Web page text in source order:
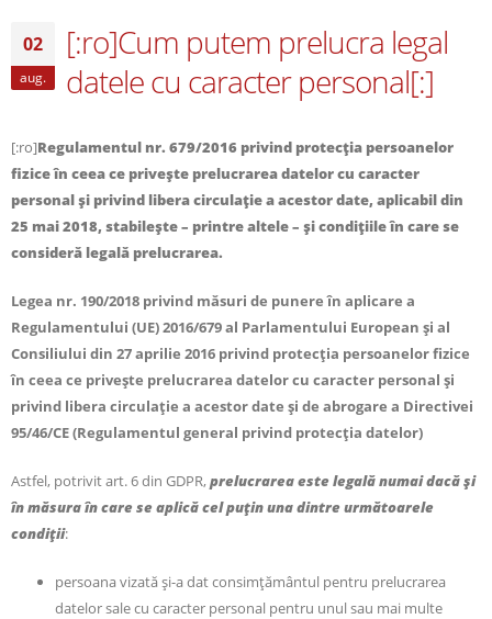
02
aug.
[:ro]Cum putem prelucra legal
datele cu caracter personal[:]
[:ro]Regulamentul nr. 679/2016 privind protecția persoanelor
fizice în ceea ce privește prelucrarea datelor cu caracter
personal și privind libera circulație a acestor date, aplicabil din
25 mai 2018, stabileşte – printre altele – şi condiţiile în care se
consideră legală prelucrarea.
Legea nr. 190/2018 privind măsuri de punere în aplicare a
Regulamentului (UE) 2016/679 al Parlamentului European și al
Consiliului din 27 aprilie 2016 privind protecția persoanelor fizice
în ceea ce privește prelucrarea datelor cu caracter personal și
privind libera circulație a acestor date și de abrogare a Directivei
95/46/CE (Regulamentul general privind protecția datelor)
Astfel, potrivit art. 6 din GDPR,prelucrarea este legală numai dacă și
în măsura în care se aplică cel puțin una dintre următoarele
condiții:
persoana vizată și-a dat consimțământul pentru prelucrarea
datelor sale cu caracter personal pentru unul sau mai multe